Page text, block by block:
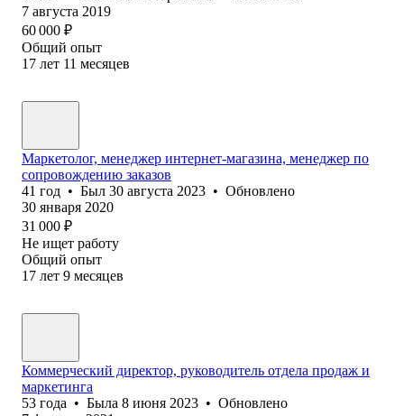
7 августа 2019
60 000 ₽
Общий опыт
17 лет 11 месяцев
Маркетолог, менеджер интернет-магазина, менеджер по
сопровождению заказов
41 год • Был 30 августа 2023 • Обновлено
30 января 2020
31 000 ₽
Не ищет работу
Общий опыт
17 лет 9 месяцев
Коммерческий директор, руководитель отдела продаж и
маркетинга
53 года • Была 8 июня 2023 • Обновлено